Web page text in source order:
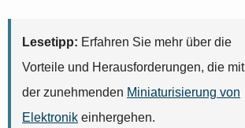
Lesetipp: Erfahren Sie mehr über die
Vorteile und Herausforderungen, die mit
der zunehmenden Miniaturisierung von
Elektronik einhergehen.